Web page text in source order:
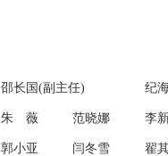
邵长国(副主任) 纪
朱 薇 范晓娜 李
郭小亚 闫冬雪 翟